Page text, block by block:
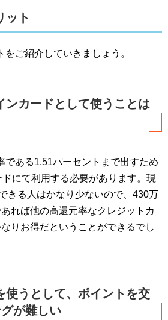
ット
ご紹介していきましょう。
ンカードとして使うことは
である1.51パーセントまで出すため
にて利用する必要があります。現
きる人はかなり少ないので、430万
れば他の高還元率なクレジットカ
りお得だということができるでし
使うとして、ポイントを交
が難しい